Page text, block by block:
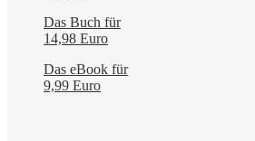
Das Buch für
14,98 Euro
Das eBook für
9,99 Euro